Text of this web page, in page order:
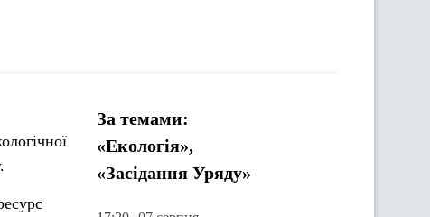
За темами:
«Екологія»,
«Засідання Уряду»